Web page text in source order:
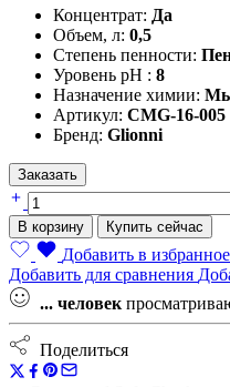
Концентрат: Да
Объем, л: 0,5
Степень пенности:
Уровень pH : 8
Назначение химии:
Артикул: CMG-16-005
Бренд: Glionni
Заказать
PIATTI
LUX
Концентрированное
моющее
средство
для
посуды
антибакетриальным
эффектом
В корзину Купить сейчас
Добавить в избранное
Добавить для сравнения
... человек
Поделиться